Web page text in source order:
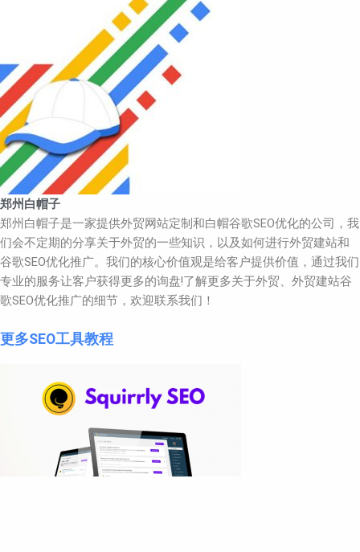
郑州白帽子
郑州白帽子是一家提供外贸网站定制和白帽谷歌SEO优化的公司，我
们会不定期的分享关于外贸的一些知识，以及如何进行外贸建站和
谷歌SEO优化推广。我们的核心价值观是给客户提供价值，通过我们
专业的服务让客户获得更多的询盘!了解更多关于外贸、外贸建站谷
歌SEO优化推广的细节，欢迎联系我们！
更多SEO工具教程